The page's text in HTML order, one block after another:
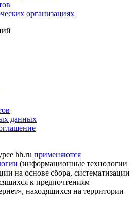
организациях
данных
hh.ru применяются
(информационные технологии
на основе сбора, систематизации
к предпочтениям
находящихся на территории